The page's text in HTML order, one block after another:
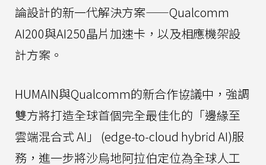
論設計的新一代解決方案——Qualcomm
AI200與AI250晶片加速卡，以及相應機架設
計方案。
HUMAIN與Qualcomm的新合作協議中，強調
雙方將打造全球首個完全最佳化的「邊緣至
雲端混合式 AI」 (edge-to-cloud hybrid AI)服
務，進一步將沙烏地阿拉伯定位為全球人工